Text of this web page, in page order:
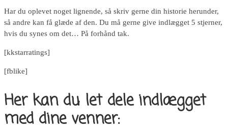
Har du oplevet noget lignende, så skriv gerne din historie herunder,
så andre kan få glæde af den. Du må gerne give indlægget 5 stjerner,
hvis du synes om det… På forhånd tak.
[kkstarratings]
[fblike]
Her kan du let dele indlægget
med dine venner: